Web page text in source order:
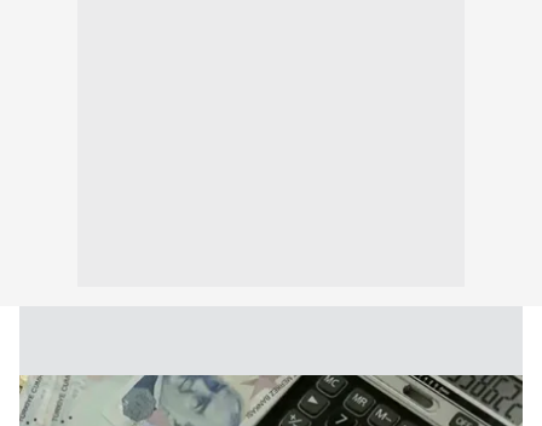
6698 sayılı Kişisel Verilerin Korunması Kanunu uyarınca
hazırlanmış Aydınlatma Metnimizi okumak ve sitemizde